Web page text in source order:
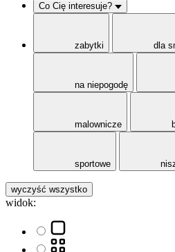
Co Cię interesuje?
zabytki dla
na niepogodę
malownicze
sportowe
wyczyść wszystko
widok: